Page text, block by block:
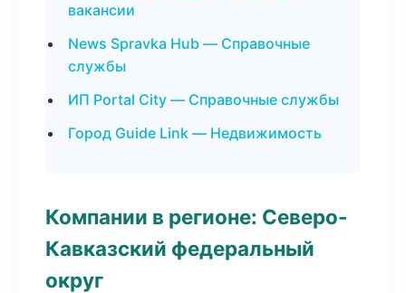
вакансии
News Spravka Hub — Справочные
службы
ИП Portal City — Справочные службы
Город Guide Link — Недвижимость
Компании в регионе: Северо-
Кавказский федеральный
округ